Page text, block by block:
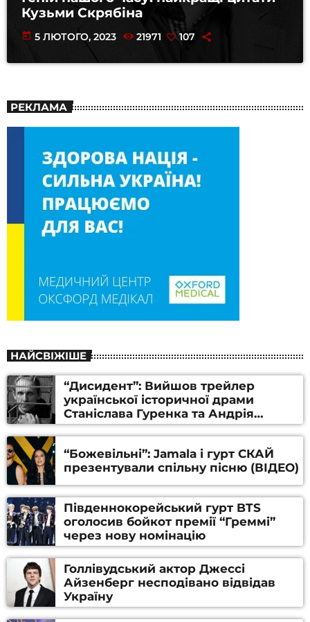
Кузьми Скрябіна
today 5 ЛЮТОГО, 2023 21971 107
РЕКЛАМА
НАЙСВІЖІШЕ
“Дисидент”: Вийшов трейлер
української історичної драми
Станіслава Гуренка та Андрія
Алфьорова (ВІДЕО)
“Божевільні”: Jamala і гурт СКАЙ
презентували спільну пісню (ВІДЕО)
Південнокорейський гурт BTS
оголосив бойкот премії “Греммі”
через нову номінацію
Голлівудський актор Джессі
Айзенберг несподівано відвідав
Україну